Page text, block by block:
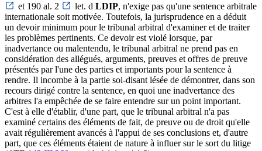
et 190 al. 2
let. d LDIP, n'exige pas qu'une sentence arbitrale
internationale soit motivée. Toutefois, la jurisprudence en a déduit
un devoir minimum pour le tribunal arbitral d'examiner et de traiter
les problèmes pertinents. Ce devoir est violé lorsque, par
inadvertance ou malentendu, le tribunal arbitral ne prend pas en
considération des allégués, arguments, preuves et offres de preuve
présentés par l'une des parties et importants pour la sentence à
rendre. Il incombe à la partie soi-disant lésée de démontrer, dans son
recours dirigé contre la sentence, en quoi une inadvertance des
arbitres l'a empêchée de se faire entendre sur un point important.
C'est à elle d'établir, d'une part, que le tribunal arbitral n'a pas
examiné certains des éléments de fait, de preuve ou de droit qu'elle
avait régulièrement avancés à l'appui de ses conclusions et, d'autre
part, que ces éléments étaient de nature à influer sur le sort du litige